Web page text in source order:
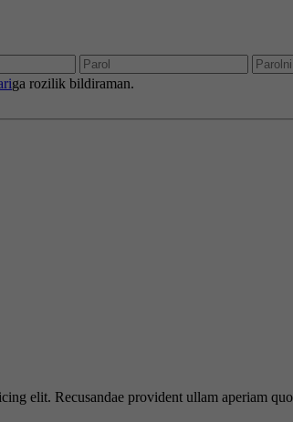
ga rozilik bildiraman.
elit. Recusandae provident ullam aperiam